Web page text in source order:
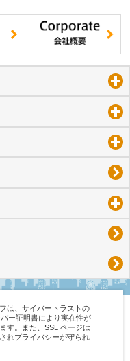
は、サイバートラストの
ー証明書により実在性が
す。また、SSL ページは
れプライバシーが守られ